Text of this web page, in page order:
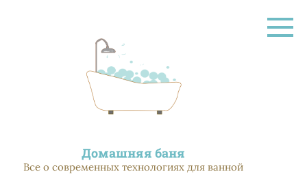
Домашняя баня
Все о современных технологиях для ванной